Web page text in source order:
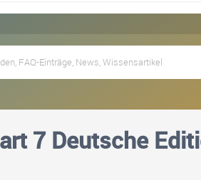
7 Deutsche